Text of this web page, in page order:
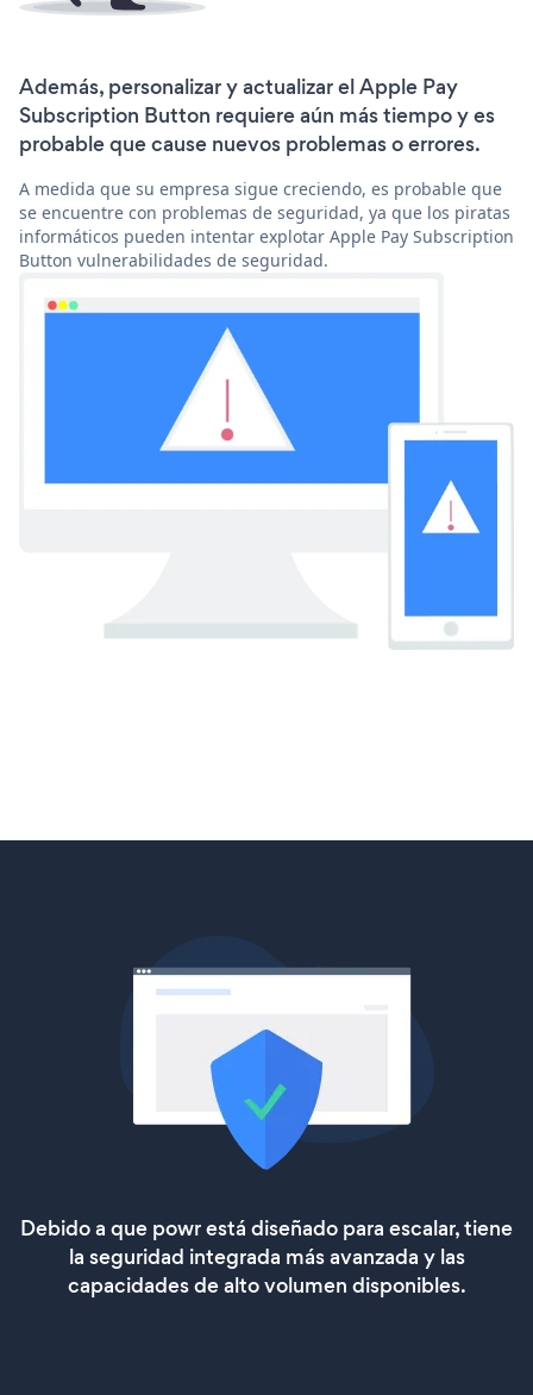
Además, personalizar y actualizar el Apple Pay
Subscription Button requiere aún más tiempo y es
probable que cause nuevos problemas o errores.
A medida que su empresa sigue creciendo, es probable que
se encuentre con problemas de seguridad, ya que los piratas
informáticos pueden intentar explotar Apple Pay Subscription
Button vulnerabilidades de seguridad.
Debido a que powr está diseñado para escalar, tiene
la seguridad integrada más avanzada y las
capacidades de alto volumen disponibles.